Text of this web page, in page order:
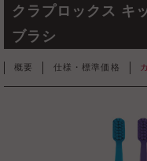
クラプロックス キ
ブラシ
概要 仕様・標準価格